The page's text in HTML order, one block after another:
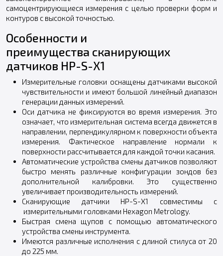
самоцентрирующиеся измерения с целью проверки форм и
контуров с высокой точностью.
Особенности и
преимущества сканирующих
датчиков HP-S-X1
Измерительные головки оснащены датчиками высокой
чувствительности и имеют большой линейный диапазон
генерации данных измерений.
Оси датчика не фиксируются во время измерения. Это
означает, что измерительная система всегда движется в
направлении, перпендикулярном к поверхности объекта
измерения. Фактическое направление нормали к
поверхности рассчитывается для каждой точки касания.
Автоматические устройства смены датчиков позволяют
быстро менять различные конфигурации зондов без
дополнительной калибровки. Это существенно
увеличивает производительность измерений.
Сканирующие датчики HP-S-X1 совместимы с
измерительными головками Hexagon Metrology.
Быстрая смена щупов с помощью автоматического
устройства смены инструмента.
Имеются различные исполнения с длиной стилуса от 20
до 225 мм.